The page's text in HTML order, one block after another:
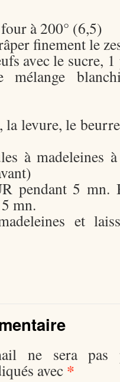
à 200° (6,5)
finement le
avec le sucre,
mélange
levure, le
à madeleines
pendant 5 mn.
mn.
et
ne sera pas
avec *